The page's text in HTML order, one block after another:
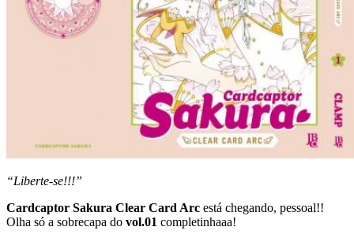
“Liberte-se!!!”
Cardcaptor Sakura Clear Card Arc está chegando, pessoal!!
Olha só a sobrecapa do vol.01 completinhaaa!